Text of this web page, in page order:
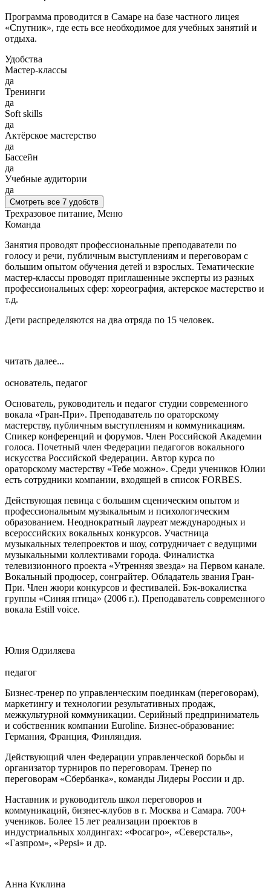
Программа проводится в Самаре на базе частного лицея
«Спутник», где есть все необходимое для учебных занятий и
отдыха.
Удобства
Мастер-классы
да
Тренинги
да
Soft skills
да
Актёрское мастерство
да
Бассейн
да
Учебные аудитории
да
Смотреть все 7 удобств
Трехразовое питание, Меню
Команда
Занятия проводят профессиональные преподаватели по
голосу и речи, публичным выступлениям и переговорам с
большим опытом обучения детей и взрослых. Тематические
мастер-классы проводят приглашенные эксперты из разных
профессиональных сфер: хореография, актерское мастерство и
т.д.
Дети распределяются на два отряда по 15 человек.
читать далее...
основатель, педагог
Основатель, руководитель и педагог студии современного
вокала «Гран-При». Преподаватель по ораторскому
мастерству, публичным выступлениям и коммуникациям.
Спикер конференций и форумов. Член Российской Академии
голоса. Почетный член Федерации педагогов вокального
искусства Российской Федерации. Автор курса по
ораторскому мастерству «Тебе можно». Среди учеников Юлии
есть сотрудники компании, входящей в список FORBES.
Действующая певица с большим сценическим опытом и
профессиональным музыкальным и психологическим
образованием. Неоднократный лауреат международных и
всероссийских вокальных конкурсов. Участница
музыкальных телепроектов и шоу, сотрудничает с ведущими
музыкальными коллективами города. Финалистка
телевизионного проекта «Утренняя звезда» на Первом канале.
Вокальный продюсер, сонграйтер. Обладатель звания Гран-
При. Член жюри конкурсов и фестивалей. Бэк-вокалистка
группы «Синяя птица» (2006 г.). Преподаватель современного
вокала Estill voice.
Юлия Одзиляева
педагог
Бизнес-тренер по управленческим поединкам (переговорам),
маркетингу и технологии результативных продаж,
межкультурной коммуникации. Серийный предприниматель
и собственник компании Euroline. Бизнес-образование:
Германия, Франция, Финляндия.
Действующий член Федерации управленческой борьбы и
организатор турниров по переговорам. Тренер по
переговорам «Сбербанка», команды Лидеры России и др.
Наставник и руководитель школ переговоров и
коммуникаций, бизнес-клубов в г. Москва и Самара. 700+
учеников. Более 15 лет реализации проектов в
индустриальных холдингах: «Фосагро», «Северсталь»,
«Газпром», «Pepsi» и др.
Анна Куклина